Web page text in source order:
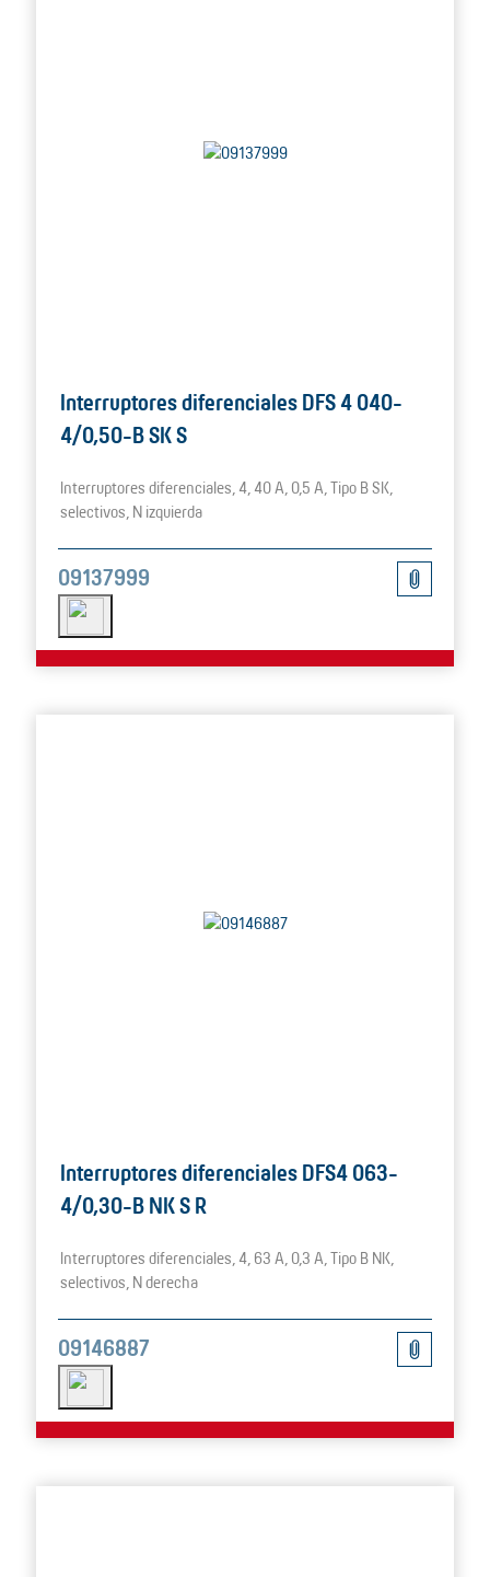
Interruptores diferenciales DFS 4 040-
4/0,50-B SK S
Interruptores diferenciales, 4, 40 A, 0,5 A, Tipo B SK,
selectivos, N izquierda
09137999
Interruptores diferenciales DFS4 063-
4/0,30-B NK S R
Interruptores diferenciales, 4, 63 A, 0,3 A, Tipo B NK,
selectivos, N derecha
09146887